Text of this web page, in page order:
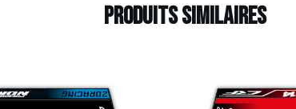
Produits similaires